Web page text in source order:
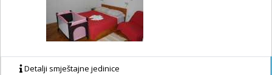
Detalji smještajne jedinice